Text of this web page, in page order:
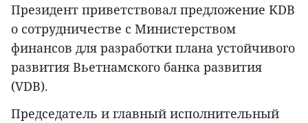
Президент приветствовал предложение KDB
о сотрудничестве с Министерством
финансов для разработки плана устойчивого
развития Вьетнамского банка развития
(VDB).
Председатель и главный исполнительный